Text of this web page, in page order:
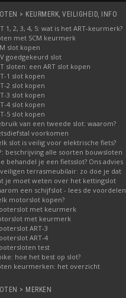
> KEURMERK, VEILIGHEID, INFO
1, 2, 3, 4, 5: wat is het ART-keurmerk?
met SCM keurmerk
slot kopen
goedgekeurd slot
sloten: een ART slot kopen
1 slot kopen
2 slot kopen
3 slot kopen
4 slot kopen
5 slot kopen
van een tweede slot: waarom?
voorkomen
slot is veilig voor elektrische fiets?
beschrijving alle soorten bouwsloten
behandel je een fietsslot? Ons advies
terrasmeubilair: zo doe je dat
je moet weten over het kettingslot
een schijfslot - lees de voordelen
motorslot kopen?
met keurmerk
met keurmerk
ART-3
ART-4
test
hoe het best op slot?
keurmerken: het overzicht
> MERKEN